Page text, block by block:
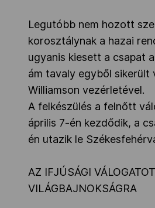
Legutóbb nem hozott
korosztálynak a hazai
ugyanis kiesett a csapat
ám tavaly egyből sikerült
Williamson vezérletével.
A felkészülés a felnőtt
április 7-én kezdődik, a
én utazik le
AZ IFJÚSÁGI
VILÁGBAJNOKSÁGRA